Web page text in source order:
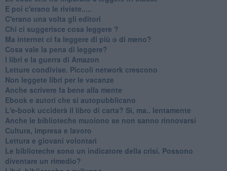
​E poi c'erano le riviste.....
​C'erano una volta gli editori
​Chi ci suggerisce cosa leggere ?
​Ma internet ci fa leggere di più o di meno?
​Cosa vale la pena di leggere?
I libri e la guerra di Amazon
​Letture condivise. Piccoli network crescono
​Non leggete libri per le vacanze
​Anche scrivere fa bene alla mente
​Ebook e autori che si autopubblicano
​L'e-book ucciderà il libro di carta? Sì, ma.. lentamente
​Anche le biblioteche muoiono se non sanno rinnovarsi
​Cultura, impresa e lavoro
​Lettura e giovani volontari
​Le biblioteche sono un indicatore della crisi. Possono
diventare un rimedio?